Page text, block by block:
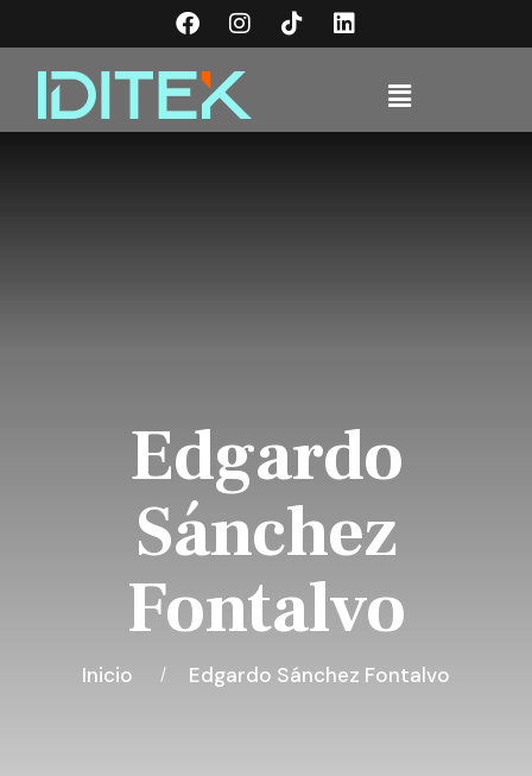
Edgardo
Sánchez
Fontalvo
Inicio Edgardo Sánchez Fontalvo